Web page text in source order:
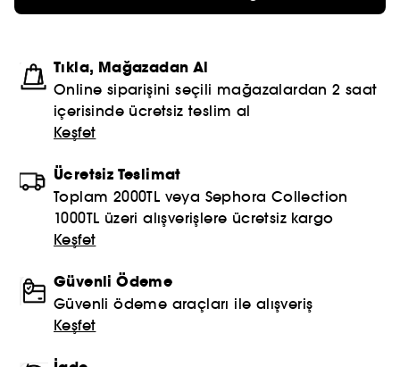
Tıkla, Mağazadan Al
Online siparişini seçili mağazalardan 2 saat
içerisinde ücretsiz teslim al
Keşfet
Ücretsiz Teslimat
Toplam 2000TL veya Sephora Collection
1000TL üzeri alışverişlere ücretsiz kargo
Keşfet
Güvenli Ödeme
Güvenli ödeme araçları ile alışveriş
Keşfet